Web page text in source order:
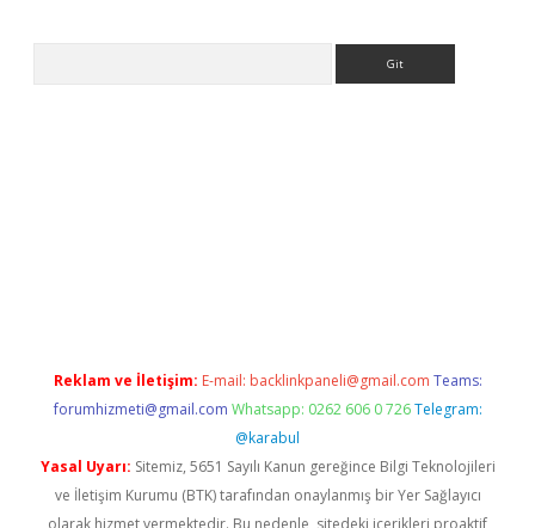
Reklam ve İletişim: E-mail: backlinkpaneli@gmail.com Teams:
forumhizmeti@gmail.com Whatsapp: 0262 606 0 726 Telegram:
@karabul
Yasal Uyarı: Sitemiz, 5651 Sayılı Kanun gereğince Bilgi Teknolojileri
ve İletişim Kurumu (BTK) tarafından onaylanmış bir Yer Sağlayıcı
olarak hizmet vermektedir. Bu nedenle, sitedeki içerikleri proaktif